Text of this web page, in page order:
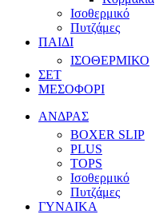
Ισοθερμικό
Πυτζάμες
ΠΑΙΔΙ
ΙΣΟΘΕΡΜΙΚΟ
ΣΕΤ
ΜΕΣΟΦΟΡΙ
ΑΝΔΡΑΣ
BOXER SLIP
PLUS
TOPS
Ισοθερμικό
Πυτζάμες
ΓΥΝΑΙΚΑ